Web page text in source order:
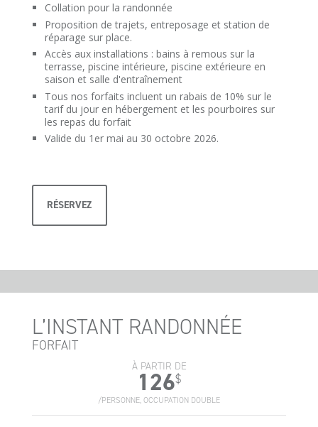
Collation pour la randonnée
Proposition de trajets, entreposage et station de
réparage sur place.
Accès aux installations : bains à remous sur la
terrasse, piscine intérieure, piscine extérieure en
saison et salle d'entraînement
Tous nos forfaits incluent un rabais de 10% sur le
tarif du jour en hébergement et les pourboires sur
les repas du forfait
Valide du 1er mai au 30 octobre 2026.
RÉSERVEZ
L’INSTANT RANDONNÉE
FORFAIT
À PARTIR DE
126$
/PERSONNE, OCCUPATION DOUBLE